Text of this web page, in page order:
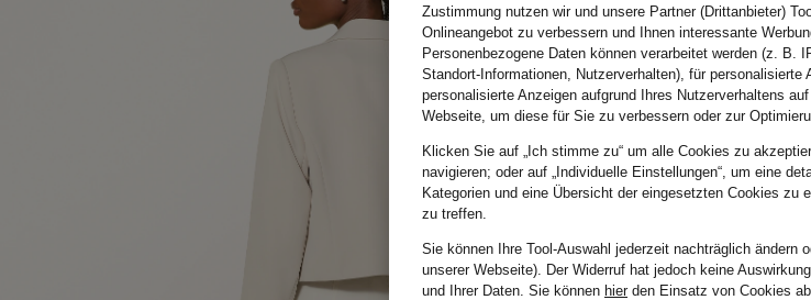
Zustimmung nutzen wir und unsere Partner (Drittanbieter)
Onlineangebot zu verbessern und Ihnen interessante
Personenbezogene Daten können verarbeitet werden (z. B.
Standort-Informationen, Nutzerverhalten), für personalisierte
personalisierte Anzeigen aufgrund Ihres Nutzerverhaltens
Webseite, um diese für Sie zu verbessern oder zur
Klicken Sie auf „Ich stimme zu“ um alle Cookies zu
navigieren; oder auf „Individuelle Einstellungen“, um eine
Kategorien und eine Übersicht der eingesetzten Cookies zu
zu treffen.
Sie können Ihre Tool-Auswahl jederzeit nachträglich ändern
unserer Webseite). Der Widerruf hat jedoch keine
und Ihrer Daten. Sie können hierden Einsatz von Cookies